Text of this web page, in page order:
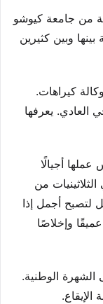
من جامعة كيوشو
وبين كثيرين
المهنية في عام 2002 مع وكالة كيراهات.
العادي. يعرفها
أجيالًا
من
أجمل إذا
وإخلاصًا
الشهرة الوطنية.